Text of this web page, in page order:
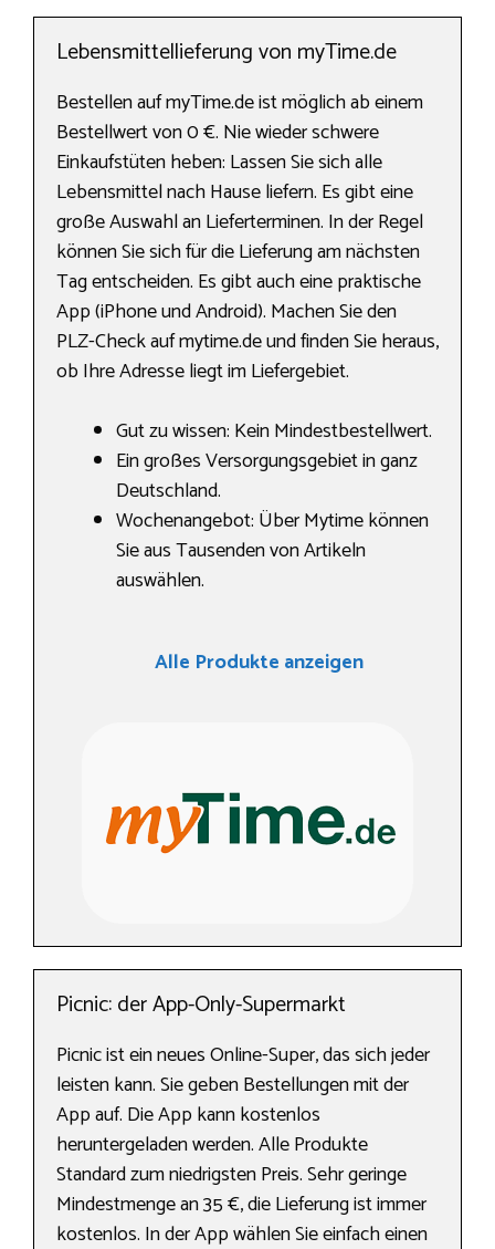
Lebensmittellieferung von myTime.de
Bestellen auf myTime.de ist möglich ab einem
Bestellwert von 0 €. Nie wieder schwere
Einkaufstüten heben: Lassen Sie sich alle
Lebensmittel nach Hause liefern. Es gibt eine
große Auswahl an Lieferterminen. In der Regel
können Sie sich für die Lieferung am nächsten
Tag entscheiden. Es gibt auch eine praktische
App (iPhone und Android). Machen Sie den
PLZ-Check auf mytime.de und finden Sie heraus,
ob Ihre Adresse liegt im Liefergebiet.
Gut zu wissen: Kein Mindestbestellwert.
Ein großes Versorgungsgebiet in ganz
Deutschland.
Wochenangebot: Über Mytime können
Sie aus Tausenden von Artikeln
auswählen.
Alle Produkte anzeigen
Picnic: der App-Only-Supermarkt
Picnic ist ein neues Online-Super, das sich jeder
leisten kann. Sie geben Bestellungen mit der
App auf. Die App kann kostenlos
heruntergeladen werden. Alle Produkte
Standard zum niedrigsten Preis. Sehr geringe
Mindestmenge an 35 €, die Lieferung ist immer
kostenlos. In der App wählen Sie einfach einen